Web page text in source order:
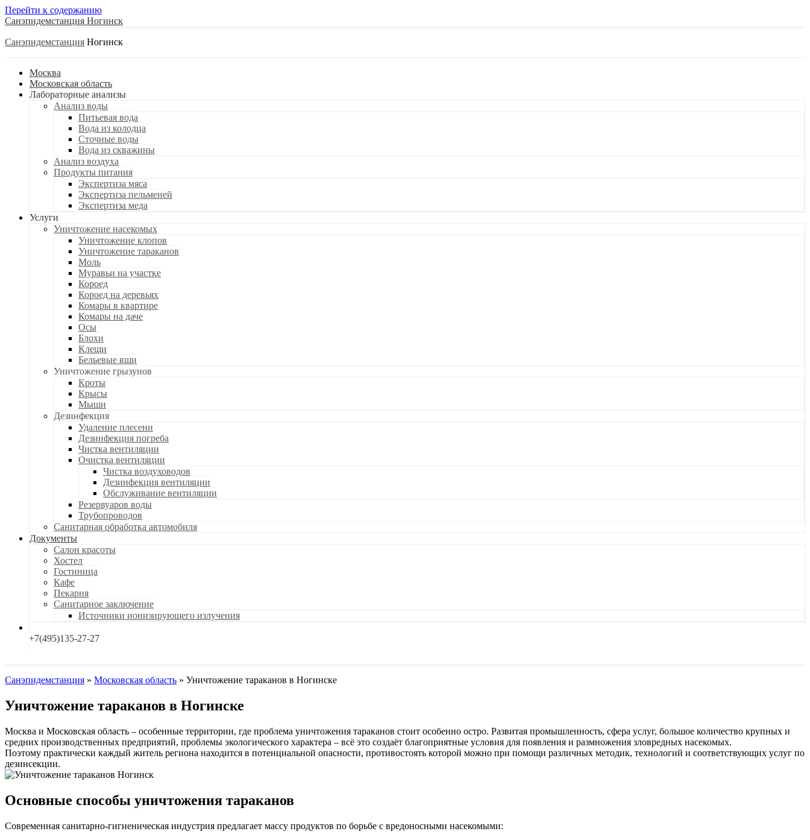
Перейти к содержанию
Санэпидемстанция
Санэпидемстанция
Москва
Московская область
Лабораторные анализы
Анализ воды
Питьевая вода
Вода из колодца
Сточные воды
Вода из скважины
Анализ воздуха
Продукты питания
Экспертиза мяса
Экспертиза пельменей
Экспертиза меда
Услуги
Уничтожение насекомых
Уничтожение клопов
Уничтожение тараканов
Моль
Муравьи на участке
Короед
Короед на деревьях
Комары в квартире
Комары на даче
Осы
Блохи
Клещи
Бельевые вши
Уничтожение грызунов
Кроты
Крысы
Мыши
Дезинфекция
Удаление плесени
Дезинфекция погреба
Чистка вентиляции
Очистка вентиляции
Чистка воздуховодов
Дезинфекция вентиляции
Обслуживание вентиляции
Резервуаров воды
Трубопроводов
Санитарная обработка автомобиля
Документы
Салон красоты
Хостел
Гостиница
Кафе
Пекарня
Санитарное заключение
Источники ионизирующего излучения
+7(495)135-27-27
Санэпидемстанция » Московская область » Уничтожение тараканов в Ногинске
Уничтожение тараканов в Ногинске
Москва и Московская область – особенные территории, где проблема уничтожения тараканов стоит особенно остро. Развитая промышленность, сфера услуг, большое количество крупных и
средних производственных предприятий, проблемы экологического характера – всё это создаёт благоприятные условия для появления и размножения зловредных насекомых.
Поэтому практически каждый житель региона находится в потенциальной опасности, противостоять которой можно при помощи различных методик, технологий и соответствующих услуг по
дезинсекции.
Основные способы уничтожения тараканов
Современная санитарно-гигиеническая индустрия предлагает массу продуктов по борьбе с вредоносными насекомыми: